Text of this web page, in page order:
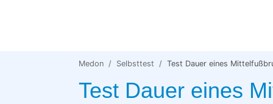
Medon Selbsttest Test Dauer eines
Test Dauer eines